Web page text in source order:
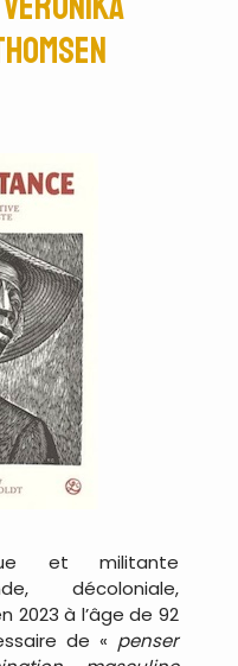
et militante
décoloniale,
2023 à l’âge de 92
de « penser